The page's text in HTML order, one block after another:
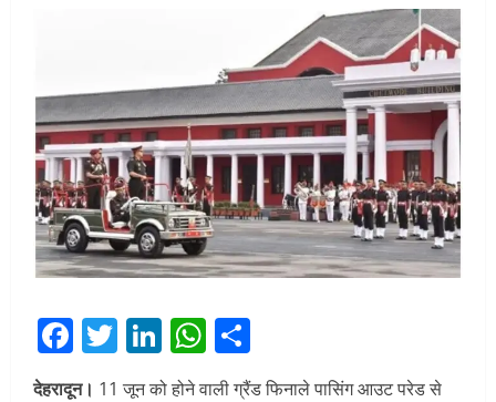
Facebook
Twitter
LinkedIn
WhatsApp
देहरादून। 11 जून को होने वाली ग्रैंड फिनाले पासिंग आउट परेड से